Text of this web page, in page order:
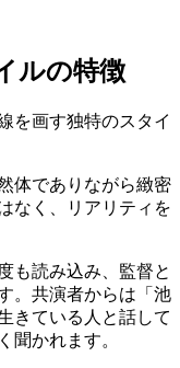
ルの特徴
を画す独特のスタイ
体でありながら緻密
なく、リアリティを
も読み込み、監督と
。共演者からは「池
きている人と話して
聞かれます。